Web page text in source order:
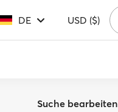
DE USD ($)
Suche bearbeiten